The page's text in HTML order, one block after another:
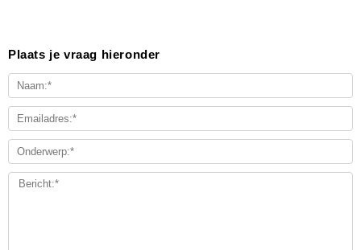
Plaats je vraag hieronder